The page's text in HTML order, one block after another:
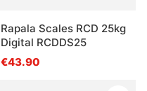
Rapala Scales RCD 25kg
Digital RCDDS25
€43.90